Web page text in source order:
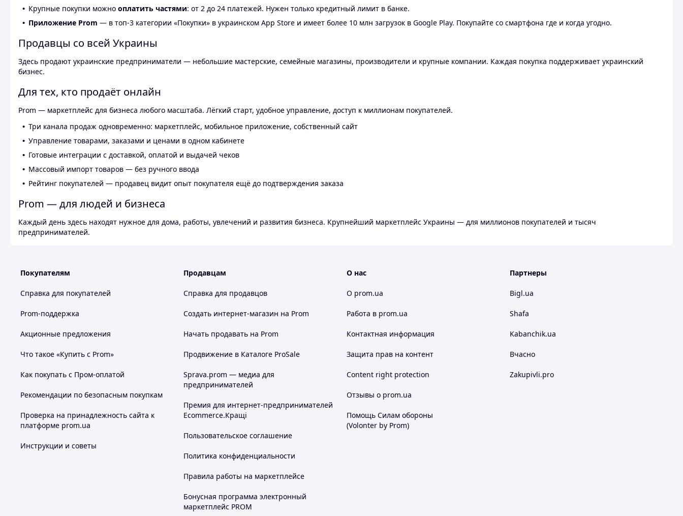
Крупные покупки можно оплатить частями: от 2 до 24 платежей. Нужен только кредитный лимит в банке.
Приложение Prom — в топ-3 категории «Покупки» в украинском App Store и имеет более 10 млн загрузок в Google Play. Покупайте со смартфона где и когда угодно.
Продавцы со всей Украины
Здесь продают украинские предприниматели — небольшие мастерские, семейные магазины, производители и крупные компании. Каждая покупка поддерживает украинский
бизнес.
Для тех, кто продаёт онлайн
Prom — маркетплейс для бизнеса любого масштаба. Лёгкий старт, удобное управление, доступ к миллионам покупателей.
Три канала продаж одновременно: маркетплейс, мобильное приложение, собственный сайт
Управление товарами, заказами и ценами в одном кабинете
Готовые интеграции с доставкой, оплатой и выдачей чеков
Массовый импорт товаров — без ручного ввода
Рейтинг покупателей — продавец видит опыт покупателя ещё до подтверждения заказа
Prom — для людей и бизнеса
Каждый день здесь находят нужное для дома, работы, увлечений и развития бизнеса. Крупнейший маркетплейс Украины — для миллионов покупателей и тысяч
предпринимателей.
Покупателям
Справка для покупателей
Prom-поддержка
Акционные предложения
Что такое «Купить с Prom»
Как покупать с Пром-оплатой
Рекомендации по безопасным покупкам
Проверка на принадлежность сайта к
платформе prom.ua
Инструкции и советы
Продавцам
Справка для продавцов
Создать интернет-магазин на Prom
Начать продавать на Prom
Продвижение в Каталоге ProSale
Sprava.prom — медиа для
предпринимателей
Премия для интернет-предпринимателей
Ecommerce.Кращі
Пользовательское соглашение
Политика конфиденциальности
Правила работы на маркетплейсе
Бонусная программа электронный
маркетплейс PROM
О нас
О prom.ua
Работа в prom.ua
Контактная информация
Защита прав на контент
Content right protection
Отзывы о prom.ua
Помощь Силам обороны
(Volonter by Prom)
Партнеры
Bigl.ua
Shafa
Kabanchik.ua
Вчасно
Zakupivli.pro